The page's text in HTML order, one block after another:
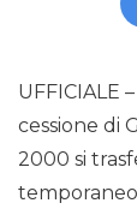
UFFICIALE
cessione di
2000 si